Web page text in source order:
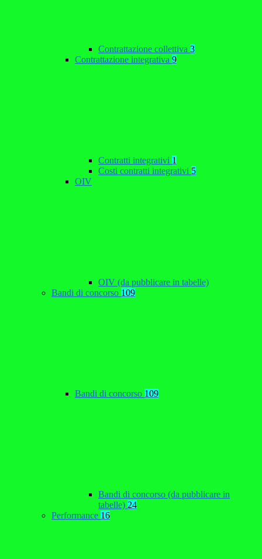
Contrattazione collettiva 3
Contrattazione integrativa 9
Contratti integrativi 1
Costi contratti integrativi 5
OIV
OIV (da pubblicare in tabelle)
Bandi di concorso 109
Bandi di concorso 109
Bandi di concorso (da pubblicare in
tabelle) 24
Performance 16